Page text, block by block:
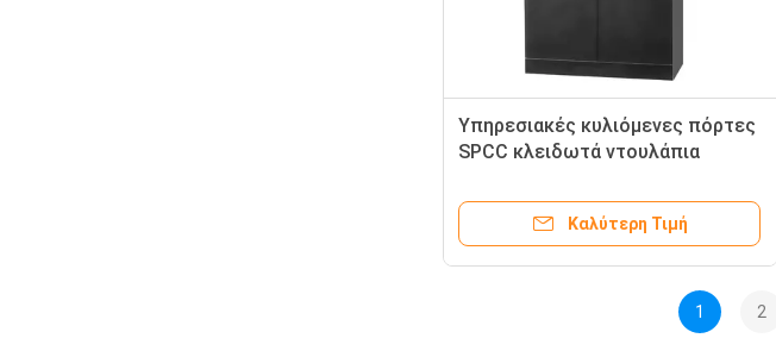
Υπηρεσιακές κυλιόμενες πόρτες
SPCC κλειδωτά ντουλάπια
Καλύτερη Τιμή
1 2